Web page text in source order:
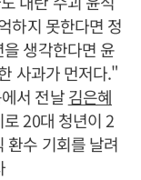
하지 못한다면 정
생각한다면 윤
사과가 먼저다."
서 전날김은혜
20대 청년이 2
환수 기회를 날려